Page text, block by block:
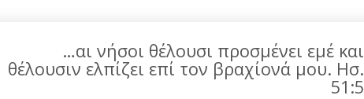
…αι νήσοι θέλουσι προσμένει εμέ και
θέλουσιν ελπίζει επί τον βραχίονά μου. Ησ.
51:5